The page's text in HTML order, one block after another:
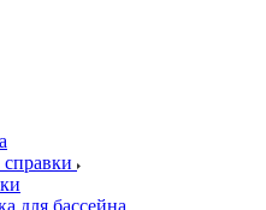
для бассейна